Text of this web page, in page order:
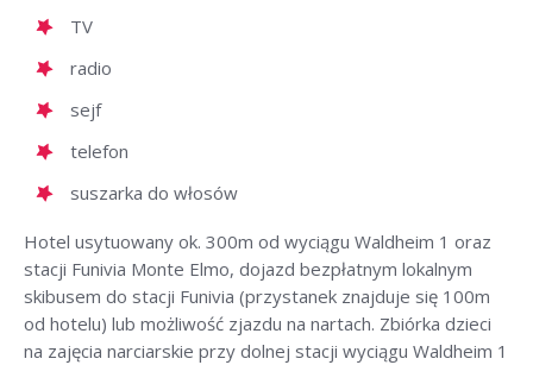
TV
radio
sejf
telefon
suszarka do włosów
Hotel usytuowany ok. 300m od wyciągu Waldheim 1 oraz
stacji Funivia Monte Elmo, dojazd bezpłatnym lokalnym
skibusem do stacji Funivia (przystanek znajduje się 100m
od hotelu) lub możliwość zjazdu na nartach. Zbiórka dzieci
na zajęcia narciarskie przy dolnej stacji wyciągu Waldheim 1